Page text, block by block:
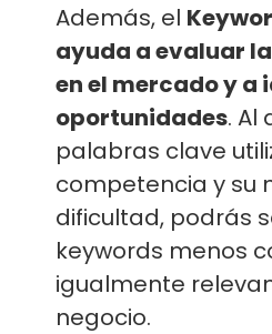
Además, el
ayuda a evaluar
en el mercado y a
oportunidades. Al
palabras clave
competencia y su
dificultad, podrás
keywords menos
igualmente
negocio.